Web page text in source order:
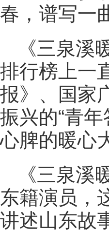
春，谱写一
《三泉
排行榜上一
报》、国家
振兴的“青
心脾的暖心
《三泉
东籍演员，
讲述山东故